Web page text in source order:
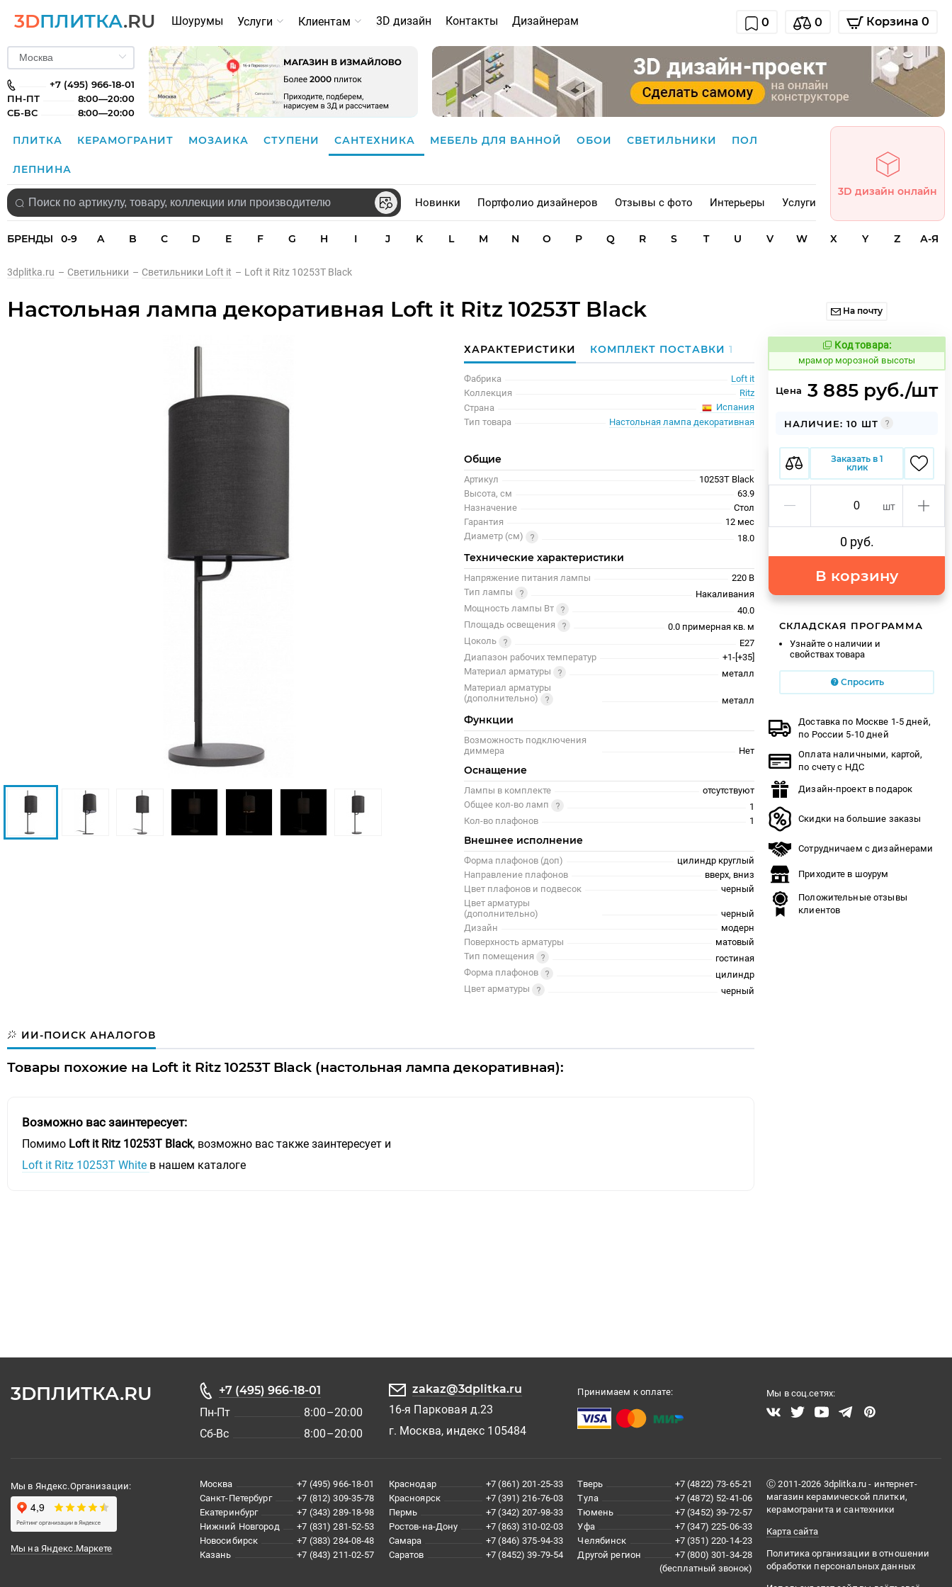
3DПЛИТКА.RU Шоурумы Услуги Клиентам 3D дизайн Контакты Дизайнерам 0 0 Корзина 0
+7 (495) 966-18-01
ПН-ПТ
8:00—20:00
СБ-ВС
8:00—20:00
ПЛИТКА КЕРАМОГРАНИТ МОЗАИКА СТУПЕНИ САНТЕХНИКА МЕБЕЛЬ ДЛЯ ВАННОЙ ОБОИ СВЕТИЛЬНИКИ ПОЛ
ЛЕПНИНА
Новинки Портфолио дизайнеров Отзывы с фото Интерьеры Услуги
3D дизайн онлайн
БРЕНДЫ 0-9 A B C D E F G H I J K L M N O P Q R S T U V W X Y Z А-Я
3dplitka.ru – Светильники – Светильники Loft it – Loft it Ritz 10253T Black
Настольная лампа декоративная Loft it Ritz 10253T Black На почту
ХАРАКТЕРИСТИКИ КОМПЛЕКТ ПОСТАВКИ1
Фабрика
Loft it
Коллекция
Ritz
Страна
Испания
Тип товара
Настольная лампа декоративная
Общие
Артикул
10253T Black
Высота, см
63.9
Назначение
Стол
Гарантия
12 меc
Диаметр (см)
18.0
Технические характеристики
Напряжение питания лампы
220 В
Тип лампы
Накаливания
Мощность лампы Вт
40.0
Площадь освещения
0.0 примерная кв. м
Цоколь
E27
Диапазон рабочих температур
+1-[+35]
Материал арматуры
металл
Материал арматуры
(дополнительно)
металл
Функции
Возможность подключения
диммера
Нет
Оснащение
Лампы в комплекте
отсутствуют
Общее кол-во ламп
1
Кол-во плафонов
1
Внешнее исполнение
Форма плафонов (доп)
цилиндр круглый
Направление плафонов
вверх, вниз
Цвет плафонов и подвесок
черный
Цвет арматуры
(дополнительно)
черный
Дизайн
модерн
Поверхность арматуры
матовый
Тип помещения
гостиная
Форма плафонов
цилиндр
Цвет арматуры
черный
ИИ-ПОИСК АНАЛОГОВ
Товары похожие на Loft it Ritz 10253T Black (настольная лампа декоративная):
Возможно вас заинтересует:
Помимо Loft it Ritz 10253T Black, возможно вас также заинтересует и
Loft it Ritz 10253T White в нашем каталоге
Код товара:
1069882 Код товара:
мрамор морозной высоты
Цена 3 885 руб./шт
НАЛИЧИЕ: 10 ШТ
Заказать в 1
клик
шт
0 руб.
В корзину
СКЛАДСКАЯ ПРОГРАММА
Узнайте о наличии и
свойствах товара
Спросить
Доставка по Москве 1-5 дней,
по России 5-10 дней
Оплата наличными, картой,
по счету с НДС
Дизайн-проект в подарок
Скидки на большие заказы
Сотрудничаем с дизайнерами
Приходите в шоурум
Положительные отзывы
клиентов
3DПЛИТКА.RU
+7 (495) 966-18-01
Пн-Пт
8:00–20:00
Сб-Вс
8:00–20:00
zakaz@3dplitka.ru
16-я Парковая д.23
г. Москва, индекс 105484
Принимаем к оплате: Мы в соц.сетях:
Мы в Яндекс.Организации:
Мы на Яндекс.Маркете
Москва
+7 (495) 966-18-01
Санкт-Петербург
+7 (812) 309-35-78
Екатеринбург
+7 (343) 289-18-98
Нижний Новгород
+7 (831) 281-52-53
Новосибирск
+7 (383) 284-08-48
Казань
+7 (843) 211-02-57
Краснодар
+7 (861) 201-25-33
Красноярск
+7 (391) 216-76-03
Пермь
+7 (342) 207-98-33
Ростов-на-Дону
+7 (863) 310-02-03
Самара
+7 (846) 375-94-33
Саратов
+7 (8452) 39-79-54
Тверь
+7 (4822) 73-65-21
Тула
+7 (4872) 52-41-06
Тюмень
+7 (3452) 39-72-57
Уфа
+7 (347) 225-06-33
Челябинск
+7 (351) 220-14-23
Другой регион
+7 (800) 301-34-28
(бесплатный звонок)
Ⓒ 2011-2026 3dplitka.ru - интернет-
магазин керамической плитки,
керамогранита и сантехники
Карта сайта
Политика организации в отношении
обработки персональных данных